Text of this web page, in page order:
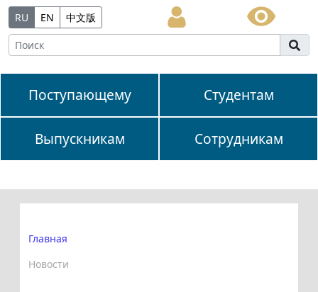
RU EN 中文版
Поступающему Студентам
Выпускникам Сотрудникам
Главная
Новости